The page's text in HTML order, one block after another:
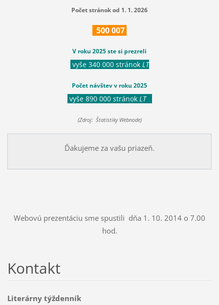
Počet stránok od 1. 1. 2026
500007
V roku 2025 ste si prezreli
vyše 340 000 stránok LT
Počet návštev v roku 2025
vyše 890 000 stránok LT
(Zdroj: Štatistiky Webnode)
Ďakujeme za vašu priazeň.
Webovú prezentáciu sme spustili dňa 1. 10. 2014 o 7.00
hod.
Kontakt
Literárny týždenník